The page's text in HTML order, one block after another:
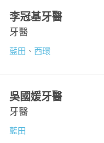
李冠基牙醫
牙醫
藍田 、 西環
吳國媛牙醫
牙醫
藍田